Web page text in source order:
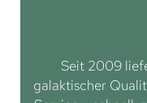
Seit 2009
galaktischer